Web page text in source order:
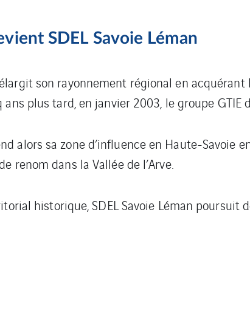
SDEL Savoie Léman
son rayonnement régional en
ans plus tard, en janvier 2003, le groupe GTIE
alors sa zone d’influence en Haute-
renom dans la Vallée de l’Arve.
historique, SDEL Savoie Léman